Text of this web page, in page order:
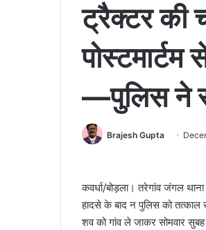
ट्रैक्टर की
—पुलिस ने
Brajesh Gupta
कवर्धा/बोड़ला। तरेगांव जंगल
हादसे के बाद न पुलिस को तत्काल
शव को गांव ले जाकर सोमवार